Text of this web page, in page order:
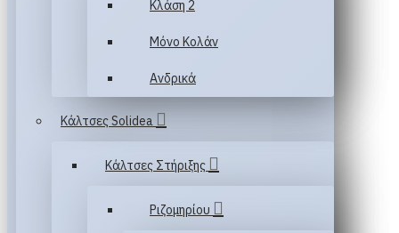
Κλάση 2
Μόνο Κολάν
Ανδρικά
Κάλτσες Solidea
Κάλτσες Στήριξης
Ριζομηρίου